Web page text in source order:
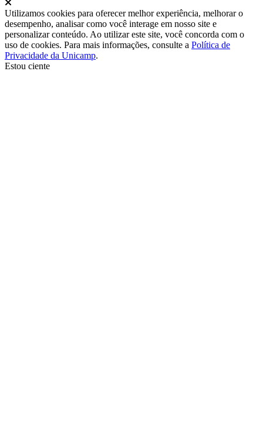
Utilizamos cookies para oferecer melhor experiência, melhorar o
desempenho, analisar como você interage em nosso site e
personalizar conteúdo. Ao utilizar este site, você concorda com o
uso de cookies. Para mais informações, consulte a Política de
Privacidade da Unicamp.
Estou ciente